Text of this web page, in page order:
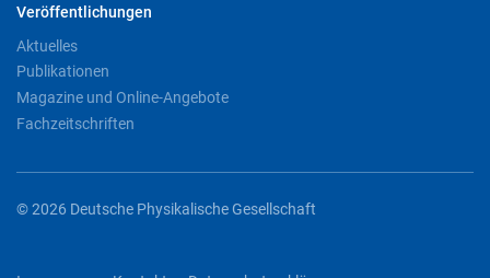
Veröffentlichungen
Aktuelles
Publikationen
Magazine und Online-Angebote
Fachzeitschriften
© 2026 Deutsche Physikalische Gesellschaft